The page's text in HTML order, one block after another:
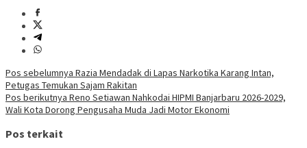
Navigasi
pos
Pos sebelumnya Razia Mendadak di Lapas Narkotika Karang Intan,
Petugas Temukan Sajam Rakitan
Pos berikutnya Reno Setiawan Nahkodai HIPMI Banjarbaru 2026-2029,
Wali Kota Dorong Pengusaha Muda Jadi Motor Ekonomi
Pos terkait